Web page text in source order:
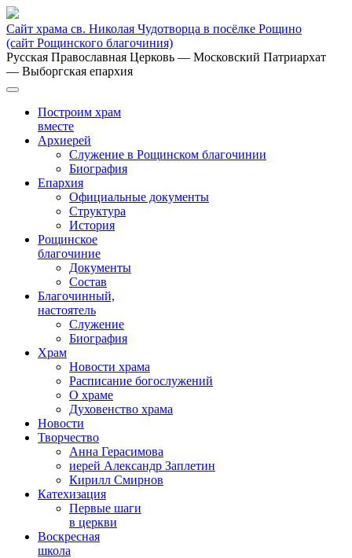
Сайт храма св. Николая Чудотворца в посёлке Рощино
(сайт Рощинского благочиния)
Русская Православная Церковь — Московский Патриархат
— Выборгская епархия
Построим храм
вместе
Архиерей
Служение в Рощинском благочинии
Биография
Епархия
Официальные документы
Структура
История
Рощинское
благочиние
Документы
Состав
Благочинный,
настоятель
Служение
Биография
Храм
Новости храма
Расписание богослужений
О храме
Духовенство храма
Новости
Творчество
Анна Герасимова
иерей Александр Заплетин
Кирилл Смирнов
Катехизация
Первые шаги
в церкви
Воскресная
школа